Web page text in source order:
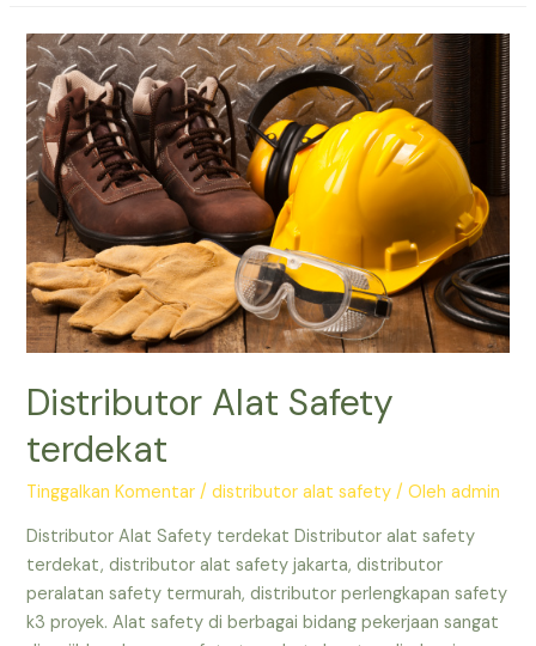
Lengkap
Distributor Alat Safety
terdekat
Tinggalkan Komentar /distributor alat safety / Olehadmin
Distributor Alat Safety terdekat Distributor alat safety
terdekat, distributor alat safety jakarta, distributor
peralatan safety termurah, distributor perlengkapan safety
k3 proyek. Alat safety di berbagai bidang pekerjaan sangat